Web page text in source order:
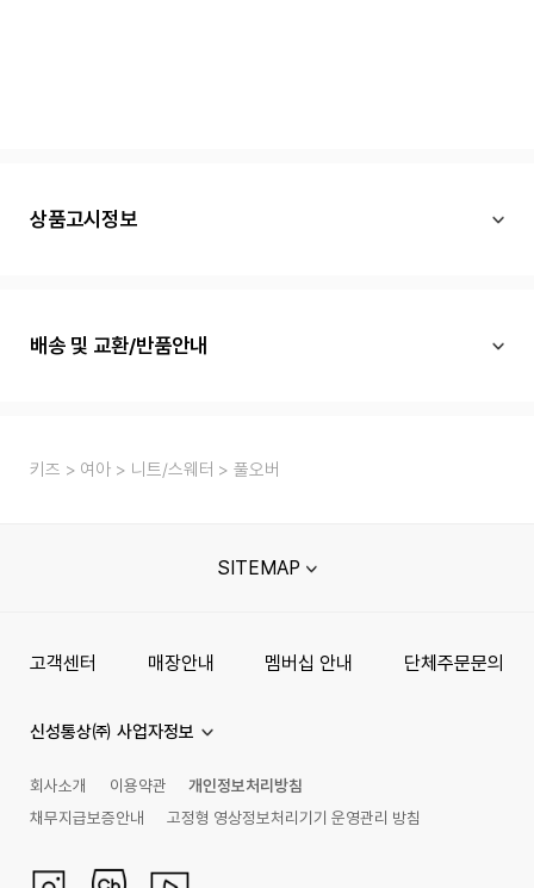
상품고시정보
배송 및 교환/반품안내
키즈 여아 니트/스웨터 풀오버
SITEMAP
고객센터 매장안내 멤버십 안내 단체주문문의
신성통상㈜ 사업자정보
회사소개 이용약관
개인정보처리방침
채무지급보증안내
고정형 영상정보처리기기 운영관리 방침